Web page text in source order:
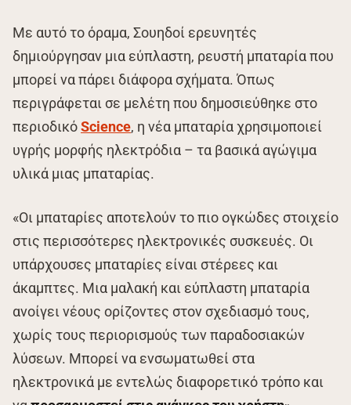
Με αυτό το όραμα, Σουηδοί ερευνητές
δημιούργησαν μια εύπλαστη, ρευστή μπαταρία που
μπορεί να πάρει διάφορα σχήματα. Όπως
περιγράφεται σε μελέτη που δημοσιεύθηκε στο
περιοδικόScience, η νέα μπαταρία χρησιμοποιεί
υγρής μορφής ηλεκτρόδια – τα βασικά αγώγιμα
υλικά μιας μπαταρίας.
«Οι μπαταρίες αποτελούν το πιο ογκώδες στοιχείο
στις περισσότερες ηλεκτρονικές συσκευές. Οι
υπάρχουσες μπαταρίες είναι στέρεες και
άκαμπτες. Μια μαλακή και εύπλαστη μπαταρία
ανοίγει νέους ορίζοντες στον σχεδιασμό τους,
χωρίς τους περιορισμούς των παραδοσιακών
λύσεων. Μπορεί να ενσωματωθεί στα
ηλεκτρονικά με εντελώς διαφορετικό τρόπο και